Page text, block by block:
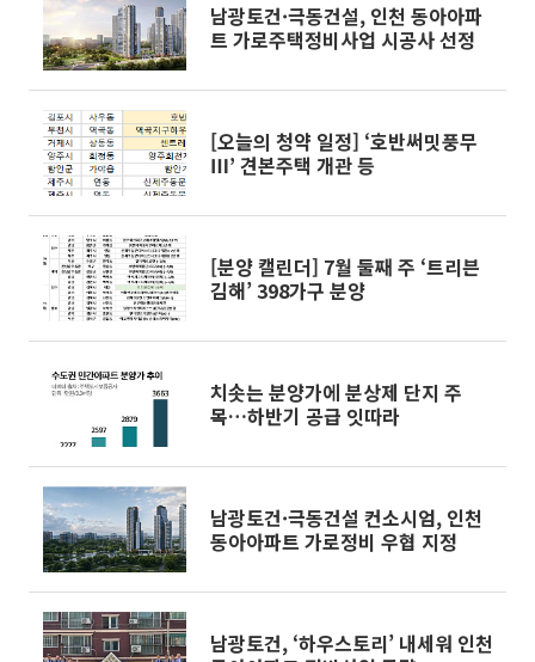
남광토건·극동건설, 인천 동아아파
트 가로주택정비사업 시공사 선정
[오늘의 청약 일정] ‘호반써밋풍무
Ⅲ’ 견본주택 개관 등
[분양 캘린더] 7월 둘째 주 ‘트리븐
김해’ 398가구 분양
치솟는 분양가에 분상제 단지 주
목…하반기 공급 잇따라
남광토건·극동건설 컨소시엄, 인천
동아아파트 가로정비 우협 지정
남광토건, ‘하우스토리’ 내세워 인천